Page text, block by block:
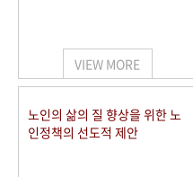
VIEW MORE
노인의 삶의 질 향상을 위한 노
인정책의 선도적 제안